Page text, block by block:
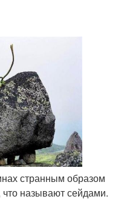
странным образом
называют сейдами.